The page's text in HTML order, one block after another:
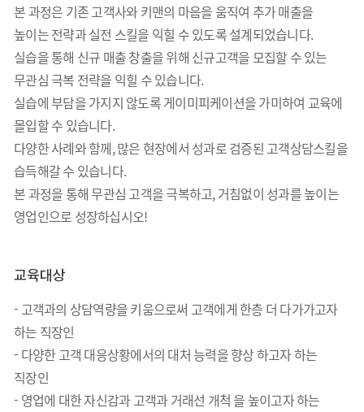
본 과정은 기존 고객사와 키맨의 마음을 움직여 추가 매출을
높이는 전략과 실전 스킬을 익힐 수 있도록 설계되었습니다.
실습을 통해 신규 매출 창출을 위해 신규고객을 모집할 수 있는
무관심 극복 전략을 익힐 수 있습니다.
실습에 부담을 가지지 않도록 게이미피케이션을 가미하여 교육에
몰입할 수 있습니다.
다양한 사례와 함께, 많은 현장에서 성과로 검증된 고객상담스킬을
습득해갈 수 있습니다.
본 과정을 통해 무관심 고객을 극복하고, 거침없이 성과를 높이는
영업인으로 성장하십시오!
교육대상
- 고객과의 상담역량을 키움으로써 고객에게 한층 더 다가가고자
하는 직장인
- 다양한 고객 대응상황에서의 대처 능력을 향상 하고자 하는
직장인
- 영업에 대한 자신감과 고객과 거래선 개척 을 높이고자 하는